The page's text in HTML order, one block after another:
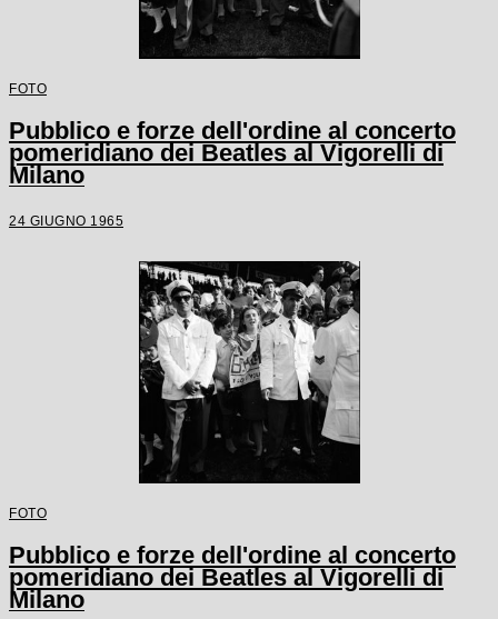
FOTO
Pubblico e forze dell'ordine al concerto
pomeridiano dei Beatles al Vigorelli di
Milano
24 GIUGNO 1965
FOTO
Pubblico e forze dell'ordine al concerto
pomeridiano dei Beatles al Vigorelli di
Milano